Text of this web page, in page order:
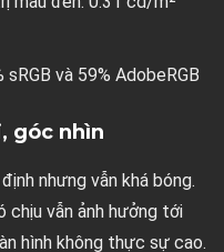
và 59% AdobeRGB
góc nhìn
nhưng vẫn khá bóng.
chịu vẫn ảnh hưởng tới
hình không thực sự cao.